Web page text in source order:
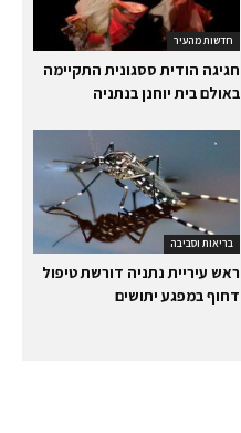
חדשות מהעיר
חגיגה הודית ססגונית התקיימה
באולם בית יוחנן בנתניה
בריאות וסביבה
ראש עיריית נתניה דורשת טיפול
דחוף במפגע יתושים